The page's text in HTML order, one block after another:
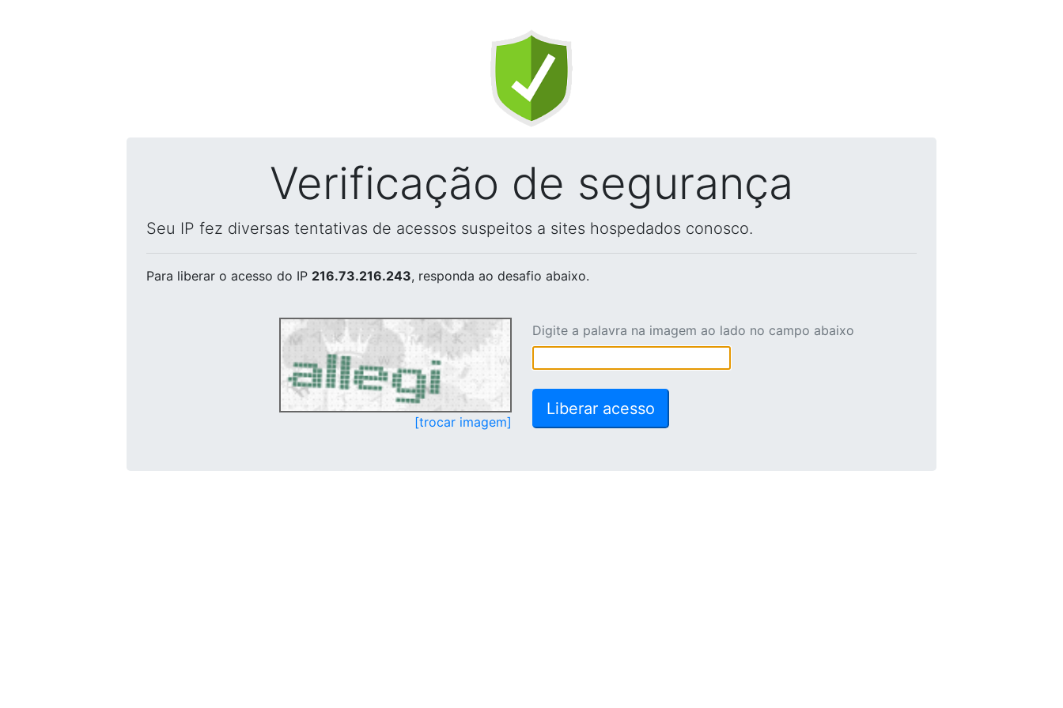
Verificação de segurança
Seu IP fez diversas tentativas de acessos suspeitos a sites hospedados conosco.
Para liberar o acesso do IP 216.73.216.243, responda ao desafio abaixo.
[trocar imagem]
Digite a palavra na imagem ao lado no campo abaixo